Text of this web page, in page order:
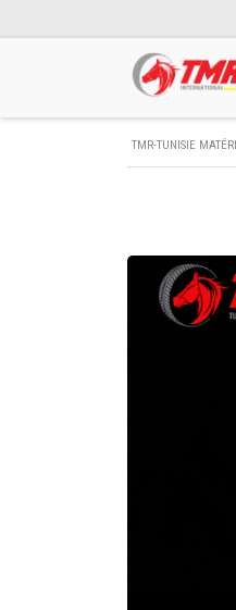
TMR-TUNISIE